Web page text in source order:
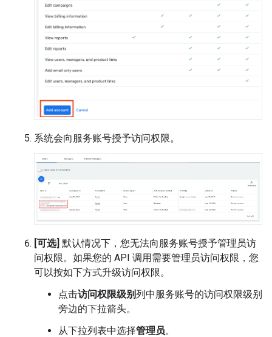
系统会向服务账号授予访问权限。
[可选] 默认情况下，您无法向服务账号授予管理员访
问权限。如果您的 API 调用需要管理员访问权限，您
可以按如下方式升级访问权限。
点击访问权限级别列中服务账号的访问权限级别
旁边的下拉箭头。
从下拉列表中选择管理员。